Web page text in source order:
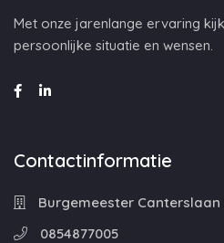
Met onze jarenlange ervaring
persoonlijke situatie en wensen.
Contactinformatie
Burgemeester Canterslaan
0854877005